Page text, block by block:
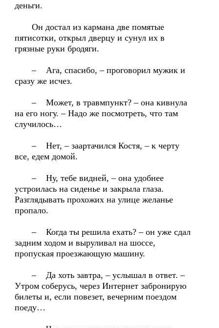
деньги.
Он достал из кармана две помятые
пятисотки, открыл дверцу и сунул их в
грязные руки бродяги.
– Ага, спасибо, – проговорил мужик и
сразу же исчез.
– Может, в травмпункт? – она кивнула
на его ногу. – Надо же посмотреть, что там
случилось…
– Нет, – заартачился Костя, – к черту
все, едем домой.
– Ну, тебе видней, – она удобнее
устроилась на сиденье и закрыла глаза.
Разглядывать прохожих на улице желанье
пропало.
– Когда ты решила ехать? – он уже сдал
задним ходом и выруливал на шоссе,
пропуская проезжающую машину.
– Да хоть завтра, – услышал в ответ. –
Утром соберусь, через Интернет забронирую
билеты и, если повезет, вечерним поездом
поеду…